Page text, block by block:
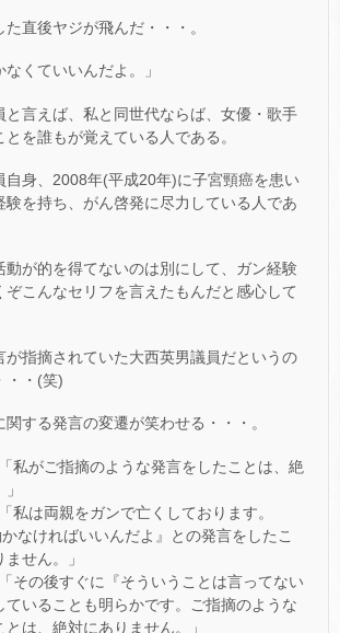
直後ヤジが飛んだ・・・。
くていいんだよ。」
と言えば、私と同世代ならば、女優・歌手
を誰もが覚えている人である。
自身、2008年(平成20年)に子宮頸癌を患い
験を持ち、がん啓発に尽力している人であ
動が的を得てないのは別にして、ガン経験
ぞこんなセリフを言えたもんだと感心して
が指摘されていた大西英男議員だというの
・・(笑)
関する発言の変遷が笑わせる・・・。
私がご指摘のような発言をしたことは、絶
私は両親をガンで亡くしております。
かなければいいんだよ』との発言をしたこ
せん。」
その後すぐに『そういうことは言ってない
ていることも明らかです。ご指摘のような
は、絶対にありません。」